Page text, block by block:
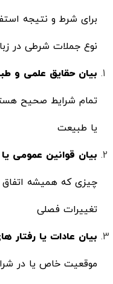
برای شرط و نتیجه
نوع جملات شرطی در
بیان حقایق علمی و
تمام شرایط صحیح
یا طبیعت
بیان قوانین عمومی یا
چیزی که همیشه اتفاق
تغییرات فصلی
بیان عادات یا رفتار
موقعیت خاص یا در